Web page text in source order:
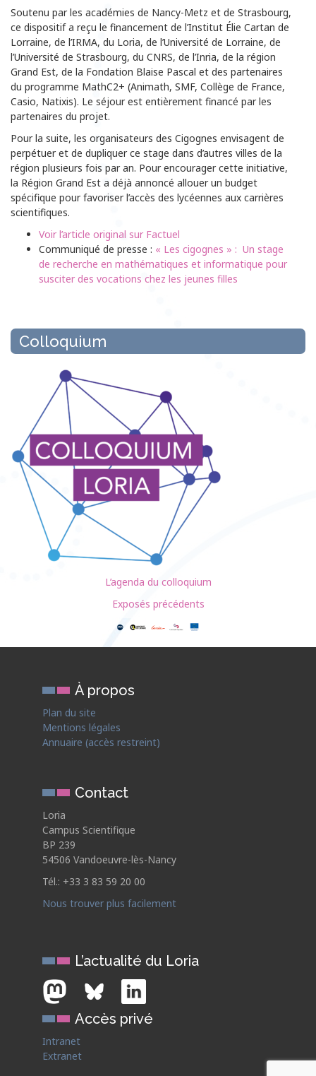
Soutenu par les académies de Nancy-Metz et de Strasbourg,
ce dispositif a reçu le financement de l’Institut Élie Cartan de
Lorraine, de l’IRMA, du Loria, de l’Université de Lorraine, de
l’Université de Strasbourg, du CNRS, de l’Inria, de la région
Grand Est, de la Fondation Blaise Pascal et des partenaires
du programme MathC2+ (Animath, SMF, Collège de France,
Casio, Natixis). Le séjour est entièrement financé par les
partenaires du projet.
Pour la suite, les organisateurs des Cigognes envisagent de
perpétuer et de dupliquer ce stage dans d’autres villes de la
région plusieurs fois par an. Pour encourager cette initiative,
la Région Grand Est a déjà annoncé allouer un budget
spécifique pour favoriser l’accès des lycéennes aux carrières
scientifiques.
Voir l’article original sur Factuel
Communiqué de presse : « Les cigognes » : Un stage
de recherche en mathématiques et informatique pour
susciter des vocations chez les jeunes filles
Colloquium
L’agenda du colloquium
Exposés précédents
À propos
Plan du site
Mentions légales
Annuaire (accès restreint)
Contact
Loria
Campus Scientifique
BP 239
54506 Vandoeuvre-lès-Nancy
Tél.: +33 3 83 59 20 00
Nous trouver plus facilement
L’actualité du Loria
Accès privé
Intranet
Extranet